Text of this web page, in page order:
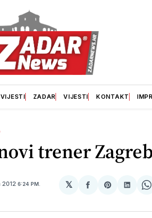
ZADAR VIJESTI KONTAKT
trener
2012 6:24 PM. 𝕏
podijeli
Facebook
Share